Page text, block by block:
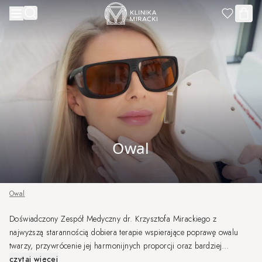
Przejdź do treści
Owal
Owal
Doświadczony Zespół Medyczny dr. Krzysztofa Mirackiego z
najwyższą starannością dobiera terapie wspierające poprawę owalu
twarzy, przywrócenie jej harmonijnych proporcji oraz bardziej
wypoczętego wyglądu. Każda terapia planowana jest indywidualnie, w
czytaj więcej